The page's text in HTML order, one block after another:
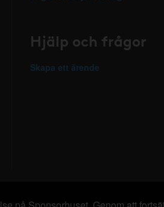
Hjälp och frågor
Skapa ett ärende